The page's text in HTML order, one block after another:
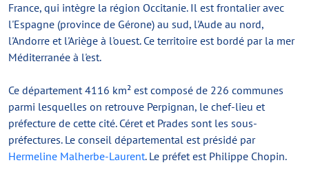
France, qui intègre la région Occitanie. Il est frontalier avec
l'Espagne (province de Gérone) au sud, l'Aude au nord,
l'Andorre et l'Ariège à l'ouest. Ce territoire est bordé par la mer
Méditerranée à l'est.
Ce département 4116 km² est composé de 226 communes
parmi lesquelles on retrouve Perpignan, le chef-lieu et
préfecture de cette cité. Céret et Prades sont les sous-
préfectures. Le conseil départemental est présidé par
Hermeline Malherbe-Laurent. Le préfet est Philippe Chopin.